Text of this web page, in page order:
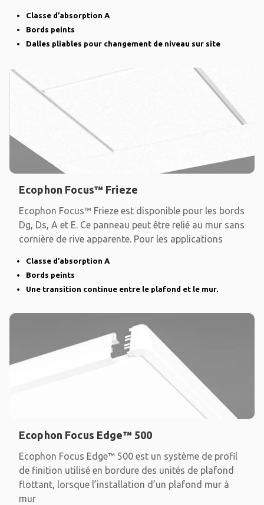
Classe d’absorption A
Bords peints
Dalles pliables pour changement de niveau sur site
Ecophon Focus™ Frieze
Ecophon Focus™ Frieze est disponible pour les bords
Dg, Ds, A et E. Ce panneau peut être relié au mur sans
cornière de rive apparente. Pour les applications
Classe d’absorption A
Bords peints
Une transition continue entre le plafond et le mur.
Ecophon Focus Edge™ 500
Ecophon Focus Edge™ 500 est un système de profil
de finition utilisé en bordure des unités de plafond
flottant, lorsque l’installation d’un plafond mur à
mur